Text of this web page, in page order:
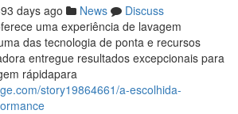
days ago News
Discuss
uma experiência de lavagem
das tecnologia de ponta e recursos
entregue resultados excepcionais para
rápidapara
story19864661/a-escolhida-